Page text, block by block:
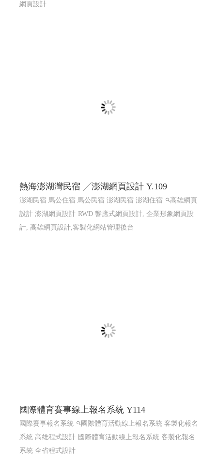
網頁設計
熱海澎湖灣民宿 ╱澎湖網頁設計 Y.109
澎湖民宿 馬公住宿 馬公民宿 澎湖民宿 澎湖住宿
高雄網頁
設計 澎湖網頁設計 RWD 響應式網頁設計, 企業形象網頁設
計, 高雄網頁設計,客製化網站管理後台
國際體育賽事線上報名系統 Y114
國際賽事報名系統
國際體育活動線上報名系統 客製化報名
系統 高雄程式設計 國際體育活動線上報名系統 客製化報名
系統 全省程式設計